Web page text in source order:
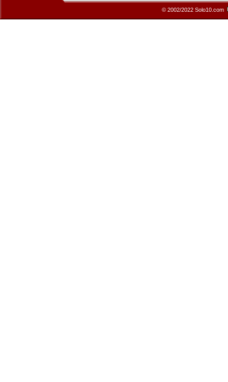
© 2002/2022 Solo10.com